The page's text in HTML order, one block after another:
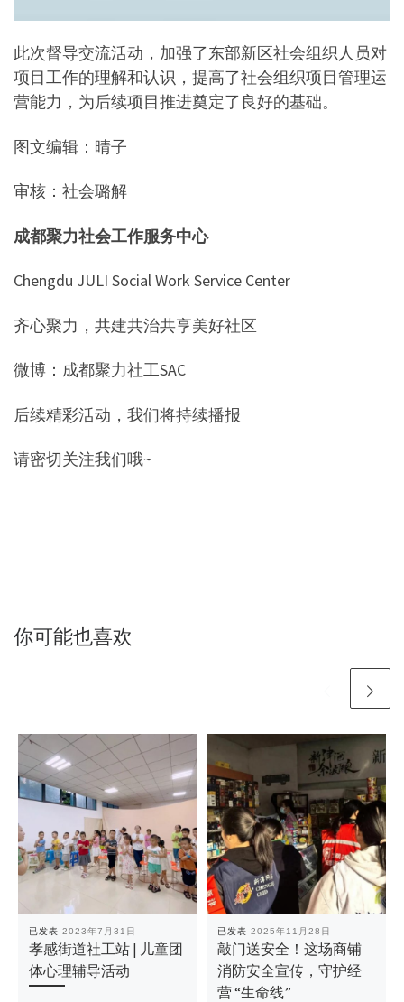
此次督导交流活动，加强了东部新区社会组织人员对
项目工作的理解和认识，提高了社会组织项目管理运
营能力，为后续项目推进奠定了良好的基础。
图文编辑：晴子
审核：社会璐解
成都聚力社会工作服务中心
Chengdu JULI Social Work Service Center
齐心聚力，共建共治共享美好社区
微博：成都聚力社工SAC
后续精彩活动，我们将持续播报
请密切关注我们哦~
你可能也喜欢
已发表 2023年7月31日
孝感街道社工站 | 儿童团
体心理辅导活动
已发表 2025年11月28日
敲门送安全！这场商铺
消防安全宣传，守护经
营 “生命线”